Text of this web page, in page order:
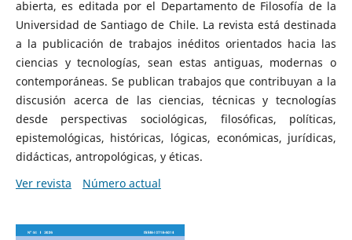
abierta, es editada por el Departamento de Filosofía de la
Universidad de Santiago de Chile. La revista está destinada
a la publicación de trabajos inéditos orientados hacia las
ciencias y tecnologías, sean estas antiguas, modernas o
contemporáneas. Se publican trabajos que contribuyan a la
discusión acerca de las ciencias, técnicas y tecnologías
desde perspectivas sociológicas, filosóficas, políticas,
epistemológicas, históricas, lógicas, económicas, jurídicas,
didácticas, antropológicas, y éticas.
Ver revista
Número actual